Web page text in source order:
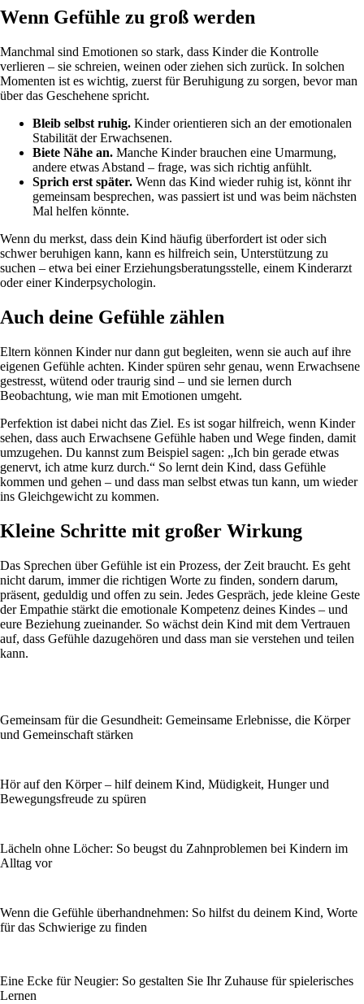
Wenn Gefühle zu groß werden
Manchmal sind Emotionen so stark, dass Kinder die Kontrolle
verlieren – sie schreien, weinen oder ziehen sich zurück. In solchen
Momenten ist es wichtig, zuerst für Beruhigung zu sorgen, bevor man
über das Geschehene spricht.
Bleib selbst ruhig. Kinder orientieren sich an der emotionalen
Stabilität der Erwachsenen.
Biete Nähe an. Manche Kinder brauchen eine Umarmung,
andere etwas Abstand – frage, was sich richtig anfühlt.
Sprich erst später. Wenn das Kind wieder ruhig ist, könnt ihr
gemeinsam besprechen, was passiert ist und was beim nächsten
Mal helfen könnte.
Wenn du merkst, dass dein Kind häufig überfordert ist oder sich
schwer beruhigen kann, kann es hilfreich sein, Unterstützung zu
suchen – etwa bei einer Erziehungsberatungsstelle, einem Kinderarzt
oder einer Kinderpsychologin.
Auch deine Gefühle zählen
Eltern können Kinder nur dann gut begleiten, wenn sie auch auf ihre
eigenen Gefühle achten. Kinder spüren sehr genau, wenn Erwachsene
gestresst, wütend oder traurig sind – und sie lernen durch
Beobachtung, wie man mit Emotionen umgeht.
Perfektion ist dabei nicht das Ziel. Es ist sogar hilfreich, wenn Kinder
sehen, dass auch Erwachsene Gefühle haben und Wege finden, damit
umzugehen. Du kannst zum Beispiel sagen: „Ich bin gerade etwas
genervt, ich atme kurz durch.“ So lernt dein Kind, dass Gefühle
kommen und gehen – und dass man selbst etwas tun kann, um wieder
ins Gleichgewicht zu kommen.
Kleine Schritte mit großer Wirkung
Das Sprechen über Gefühle ist ein Prozess, der Zeit braucht. Es geht
nicht darum, immer die richtigen Worte zu finden, sondern darum,
präsent, geduldig und offen zu sein. Jedes Gespräch, jede kleine Geste
der Empathie stärkt die emotionale Kompetenz deines Kindes – und
eure Beziehung zueinander. So wächst dein Kind mit dem Vertrauen
auf, dass Gefühle dazugehören und dass man sie verstehen und teilen
kann.
Gemeinsam für die Gesundheit: Gemeinsame Erlebnisse, die Körper
und Gemeinschaft stärken
Hör auf den Körper – hilf deinem Kind, Müdigkeit, Hunger und
Bewegungsfreude zu spüren
Lächeln ohne Löcher: So beugst du Zahnproblemen bei Kindern im
Alltag vor
Wenn die Gefühle überhandnehmen: So hilfst du deinem Kind, Worte
für das Schwierige zu finden
Eine Ecke für Neugier: So gestalten Sie Ihr Zuhause für spielerisches
Lernen